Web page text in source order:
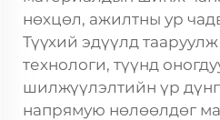
нөхцөл, ажилтны ур
Түүхий эдүүлд
технологи, түүнд
шилжүүлэлтийн үр
напрямую нөлөөлдөг